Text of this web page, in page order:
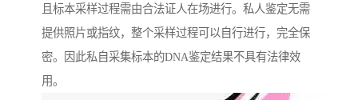
且标本采样过程需由合法证人在场进行。私人鉴定无需
提供照片或指纹，整个采样过程可以自行进行，完全保
密。因此私自采集标本的DNA鉴定结果不具有法律效
用。